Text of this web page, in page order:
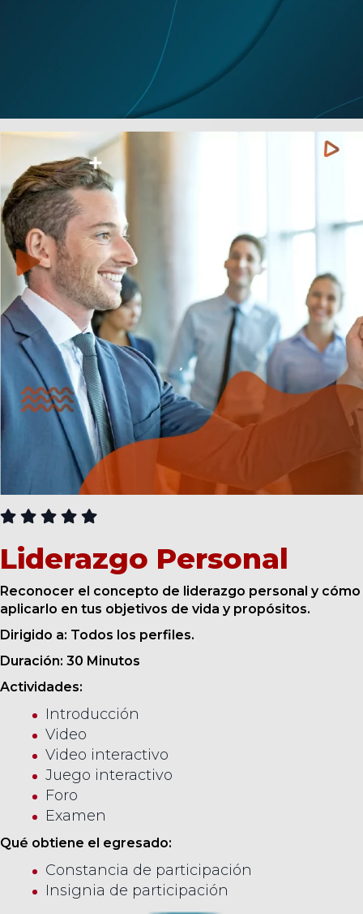
CURSOS
Liderazgo Personal
Reconocer el concepto de liderazgo personal y cómo
aplicarlo en tus objetivos de vida y propósitos.
Dirigido a: Todos los perfiles.
Duración: 30 Minutos
Actividades:
Introducción
Video
Video interactivo
Juego interactivo
Foro
Examen
Qué obtiene el egresado:
Constancia de participación
Insignia de participación